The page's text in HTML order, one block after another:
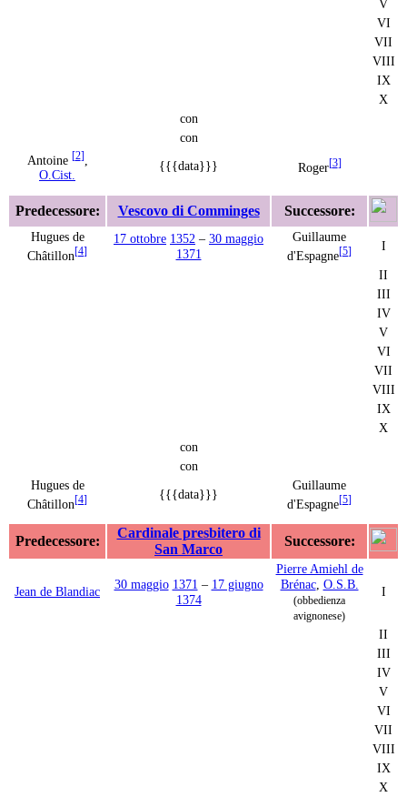
V
VI
VII
VIII
IX
X
con
con
Antoine [2],
O.Cist.
{{{data}}} Roger[3]
Predecessore: Vescovo di Comminges Successore:
Hugues de
Châtillon[4]
17 ottobre 1352 – 30 maggio
1371
Guillaume
d'Espagne[5]
I
II
III
IV
V
VI
VII
VIII
IX
X
con
con
Hugues de
Châtillon[4] {{{data}}}
Guillaume
d'Espagne[5]
Predecessore:
Cardinale presbitero di
San Marco
Successore:
Jean de Blandiac 30 maggio 1371 – 17 giugno
1374
Pierre Amiehl de
Brénac, O.S.B.
(obbedienza
avignonese)
I
II
III
IV
V
VI
VII
VIII
IX
X